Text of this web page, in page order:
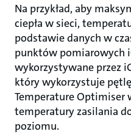
Na przykład, aby
ciepła w sieci,
podstawie danych w
punktów pomiarowych
wykorzystywane przez
który wykorzystuje
Temperature Optimiser
temperatury zasilania
poziomu.